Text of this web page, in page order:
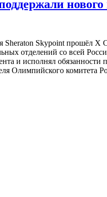
Skypoint прошёл
отделений со всей
и исполнял
Олимпийского комитета